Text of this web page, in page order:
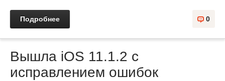
Подробнее 0
Вышла iOS 11.1.2 с
исправлением ошибок